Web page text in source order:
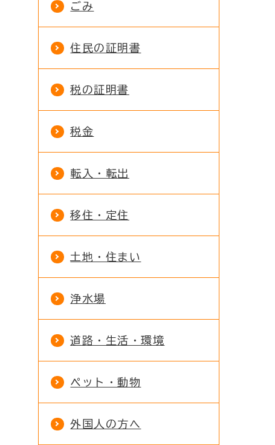
ごみ
住民の証明書
税の証明書
税金
転入・転出
移住・定住
土地・住まい
浄水場
道路・生活・環境
ペット・動物
外国人の方へ